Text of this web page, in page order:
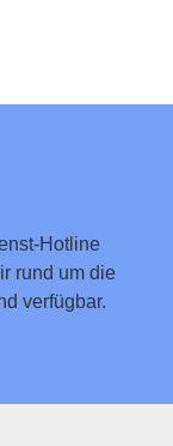
Hotline
rund um die
verfügbar.